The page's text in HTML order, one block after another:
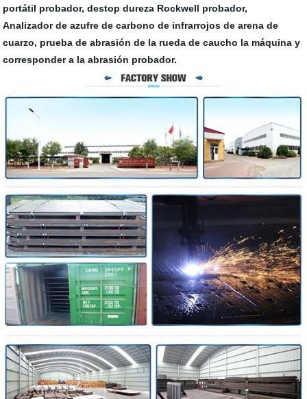
portátil probador, destop dureza Rockwell probador,
Analizador de azufre de carbono de infrarrojos de arena de
cuarzo, prueba de abrasión de la rueda de caucho la máquina y
corresponder a la abrasión probador.